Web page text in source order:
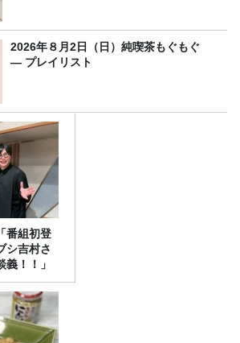
2026年８月2日（日）純喫茶もぐもぐ
― プレイリスト
シ吉村さ
義！！」